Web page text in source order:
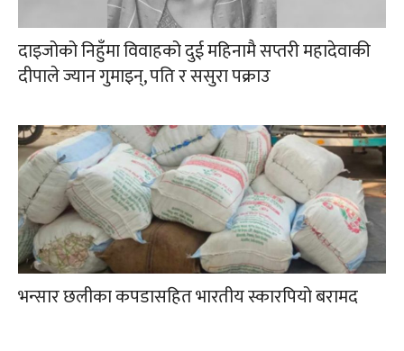
दाइजोको निहुँमा विवाहको दुई महिनामै सप्तरी महादेवाकी
दीपाले ज्यान गुमाइन्, पति र ससुरा पक्राउ
भन्सार छलीका कपडासहित भारतीय स्कारपियो बरामद